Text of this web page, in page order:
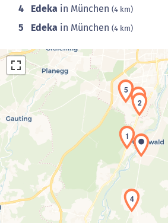
4 Edeka in München (4 km)
5 Edeka in München (4 km)
Laden der Karte...
1
2
3
4
5